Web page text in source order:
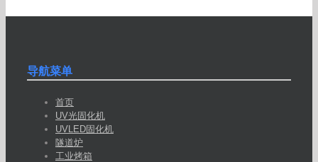
导航菜单
首页
UV光固化机
UVLED固化机
隧道炉
工业烤箱